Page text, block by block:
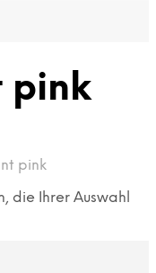
pink
pink
die Ihrer Auswahl